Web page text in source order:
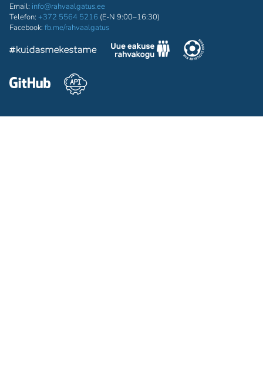
Email: info@rahvaalgatus.ee
Telefon: +372 5564 5216 (E-N 9:00–16:30)
Facebook: fb.me/rahvaalgatus